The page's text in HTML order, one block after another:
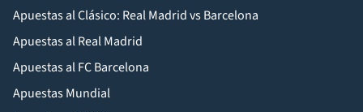
Apuestas al Clásico: Real Madrid vs Barcelona
Apuestas al Real Madrid
Apuestas al FC Barcelona
Apuestas Mundial